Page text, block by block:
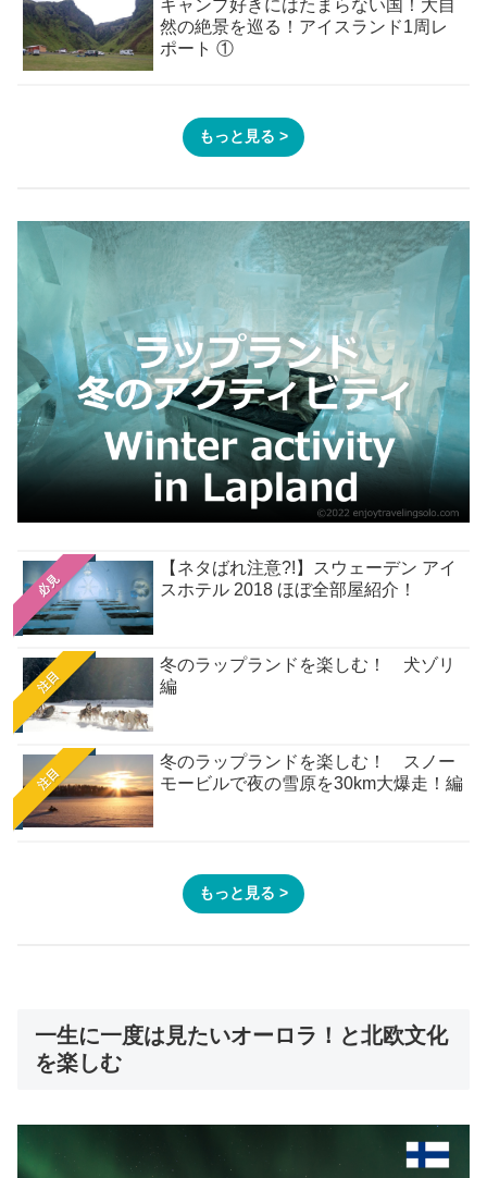
キャンプ好きにはたまらない国！大自
然の絶景を巡る！アイスランド1周レ
ポート ①
もっと見る >
必見
【ネタばれ注意?!】スウェーデン アイ
スホテル 2018 ほぼ全部屋紹介！
注目
冬のラップランドを楽しむ！ 犬ゾリ
編
注目
冬のラップランドを楽しむ！ スノー
モービルで夜の雪原を30km大爆走！編
もっと見る >
一生に一度は見たいオーロラ！と北欧文化
を楽しむ